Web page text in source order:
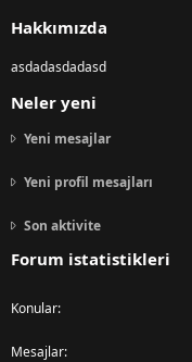
Hakkımızda
asdadasdadasd
Neler yeni
Yeni mesajlar
Yeni profil mesajları
Son aktivite
Forum istatistikleri
Konular
Mesajlar